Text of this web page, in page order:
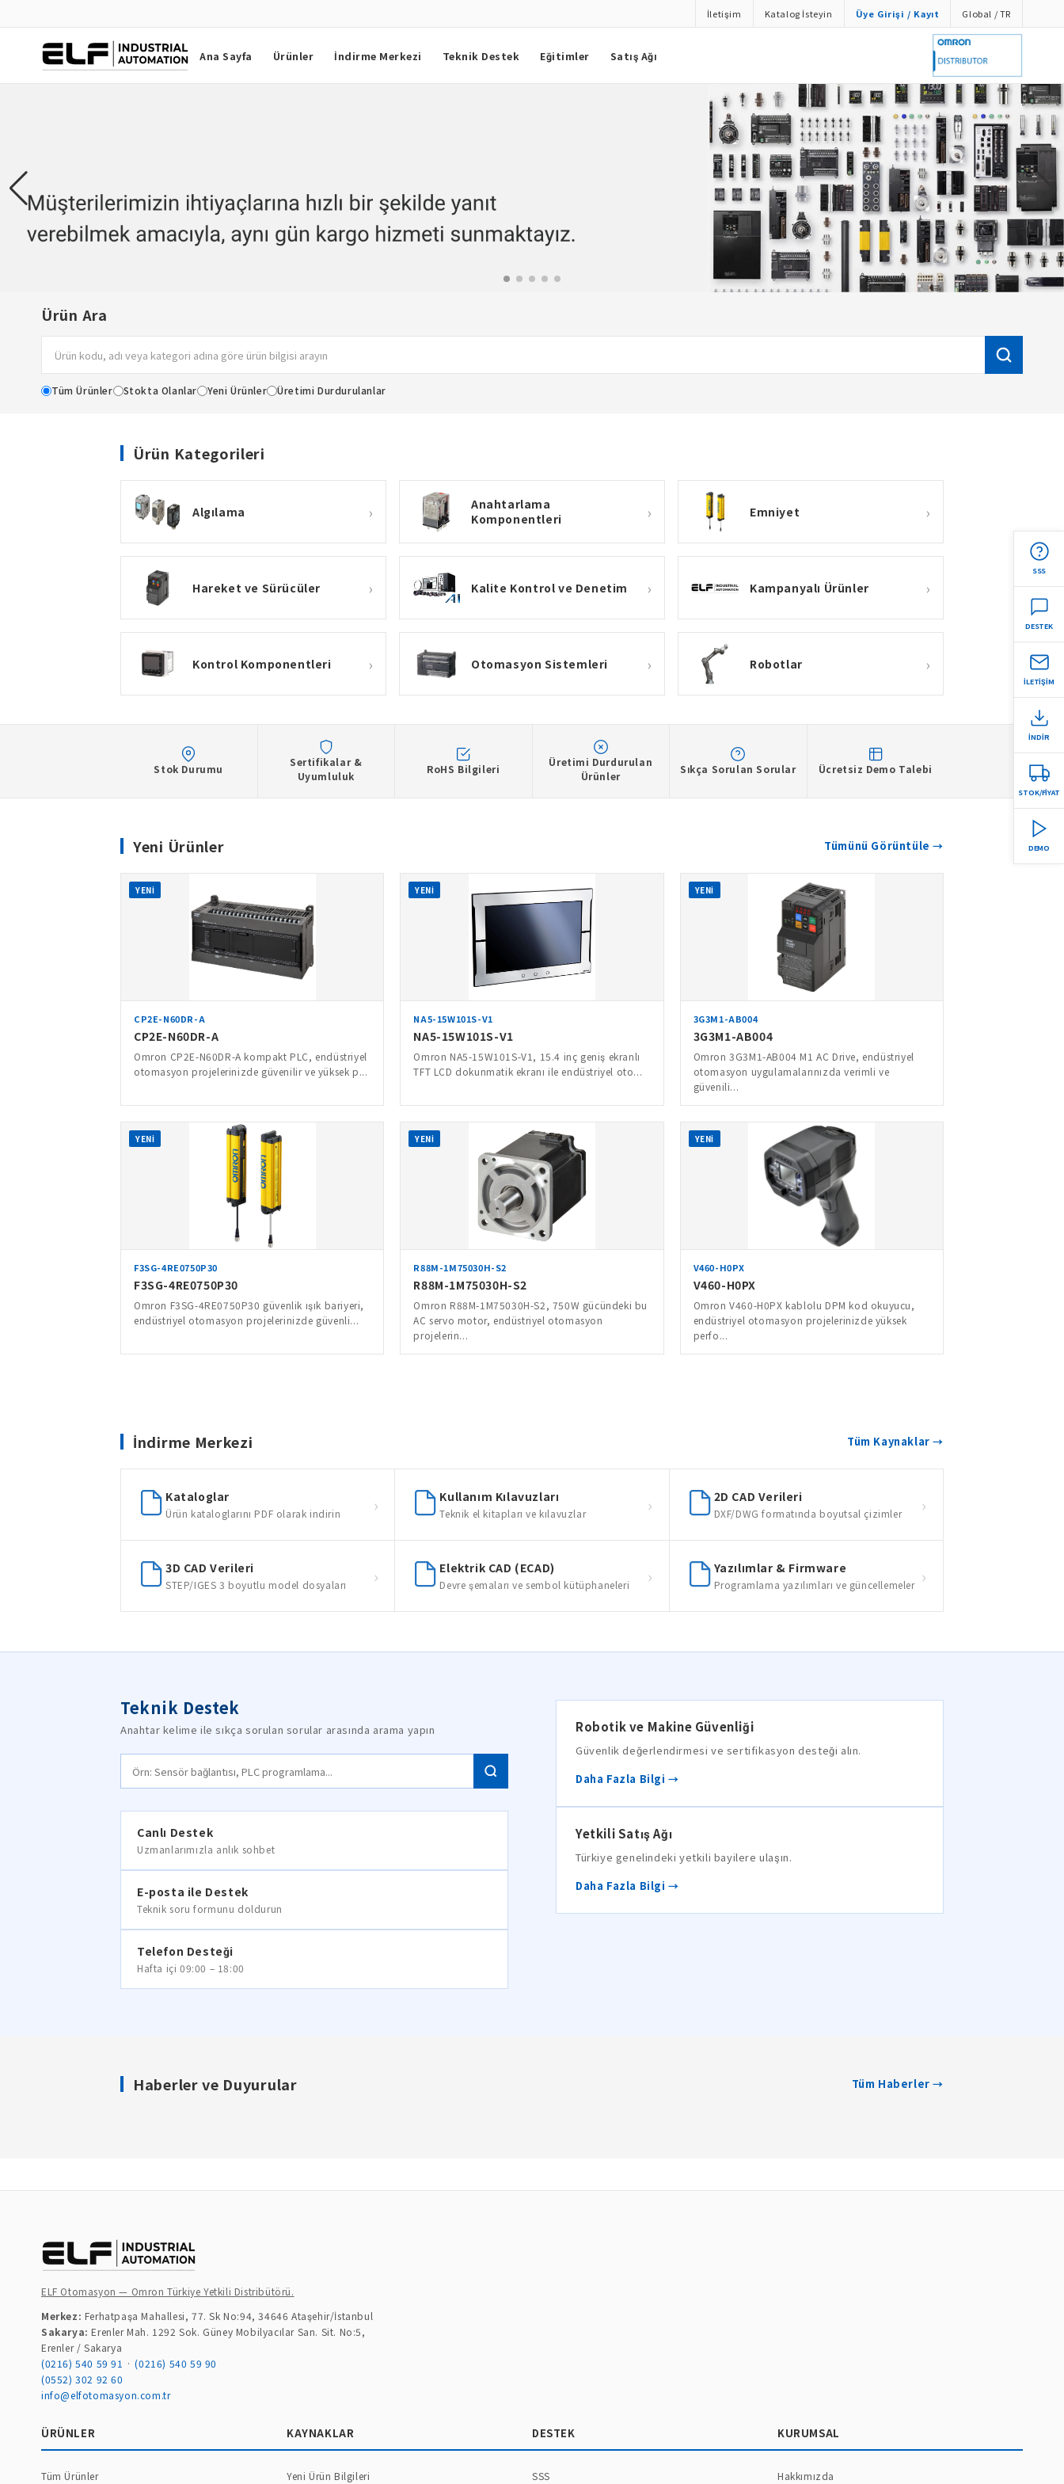
İletişim Katalog İsteyin Üye Girişi / Kayıt Global / TR
Ana Sayfa Ürünler İndirme Merkezi Teknik Destek Eğitimler Satış Ağı
SSS
DESTEK
İLETİŞİM
İNDİR
STOK/FİYAT
DEMO
Ürün Ara
Tüm Ürünler Stokta Olanlar Yeni Ürünler Üretimi Durdurulanlar
Ürün Kategorileri
Algılama ›
Anahtarlama
Komponentleri
› Emniyet ›
Hareket ve Sürücüler › Kalite Kontrol ve Denetim › Kampanyalı Ürünler ›
Kontrol Komponentleri › Otomasyon Sistemleri › Robotlar ›
Stok Durumu
Sertifikalar &
Uyumluluk
RoHS Bilgileri
Üretimi Durdurulan
Ürünler
Sıkça Sorulan Sorular Ücretsiz Demo Talebi
Yeni Ürünler Tümünü Görüntüle →
YENİ
CP2E-N60DR-A
CP2E-N60DR-A
Omron CP2E-N60DR-A kompakt PLC, endüstriyel
otomasyon projelerinizde güvenilir ve yüksek p...
YENİ
NA5-15W101S-V1
NA5-15W101S-V1
Omron NA5-15W101S-V1, 15.4 inç geniş ekranlı
TFT LCD dokunmatik ekranı ile endüstriyel oto...
YENİ
3G3M1-AB004
3G3M1-AB004
Omron 3G3M1-AB004 M1 AC Drive, endüstriyel
otomasyon uygulamalarınızda verimli ve
güvenili...
YENİ
F3SG-4RE0750P30
F3SG-4RE0750P30
Omron F3SG-4RE0750P30 güvenlik ışık bariyeri,
endüstriyel otomasyon projelerinizde güvenli...
YENİ
R88M-1M75030H-S2
R88M-1M75030H-S2
Omron R88M-1M75030H-S2, 750W gücündeki bu
AC servo motor, endüstriyel otomasyon
projelerin...
YENİ
V460-H0PX
V460-H0PX
Omron V460-H0PX kablolu DPM kod okuyucu,
endüstriyel otomasyon projelerinizde yüksek
perfo...
İndirme Merkezi Tüm Kaynaklar →
Kataloglar
Ürün kataloglarını PDF olarak indirin › Kullanım Kılavuzları
Teknik el kitapları ve kılavuzlar › 2D CAD Verileri
DXF/DWG formatında boyutsal çizimler ›
3D CAD Verileri
STEP/IGES 3 boyutlu model dosyaları › Elektrik CAD (ECAD)
Devre şemaları ve sembol kütüphaneleri › Yazılımlar & Firmware
Programlama yazılımları ve güncellemeler ›
Teknik Destek
Anahtar kelime ile sıkça sorulan sorular arasında arama yapın
Canlı Destek
Uzmanlarımızla anlık sohbet
E-posta ile Destek
Teknik soru formunu doldurun
Telefon Desteği
Hafta içi 09:00 – 18:00
Robotik ve Makine Güvenliği
Güvenlik değerlendirmesi ve sertifikasyon desteği alın.
Daha Fazla Bilgi →
Yetkili Satış Ağı
Türkiye genelindeki yetkili bayilere ulaşın.
Daha Fazla Bilgi →
Haberler ve Duyurular Tüm Haberler →
ELF Otomasyon — Omron Türkiye Yetkili Distribütörü.
Merkez: Ferhatpaşa Mahallesi, 77. Sk No:94, 34646 Ataşehir/İstanbul
Sakarya: Erenler Mah. 1292 Sok. Güney Mobilyacılar San. Sit. No:5,
Erenler / Sakarya
(0216) 540 59 91 ·(0216) 540 59 90
(0552) 302 92 60
info@elfotomasyon.com.tr
ÜRÜNLER
Tüm Ürünler
KAYNAKLAR
Yeni Ürün Bilgileri
DESTEK
SSS
KURUMSAL
Hakkımızda